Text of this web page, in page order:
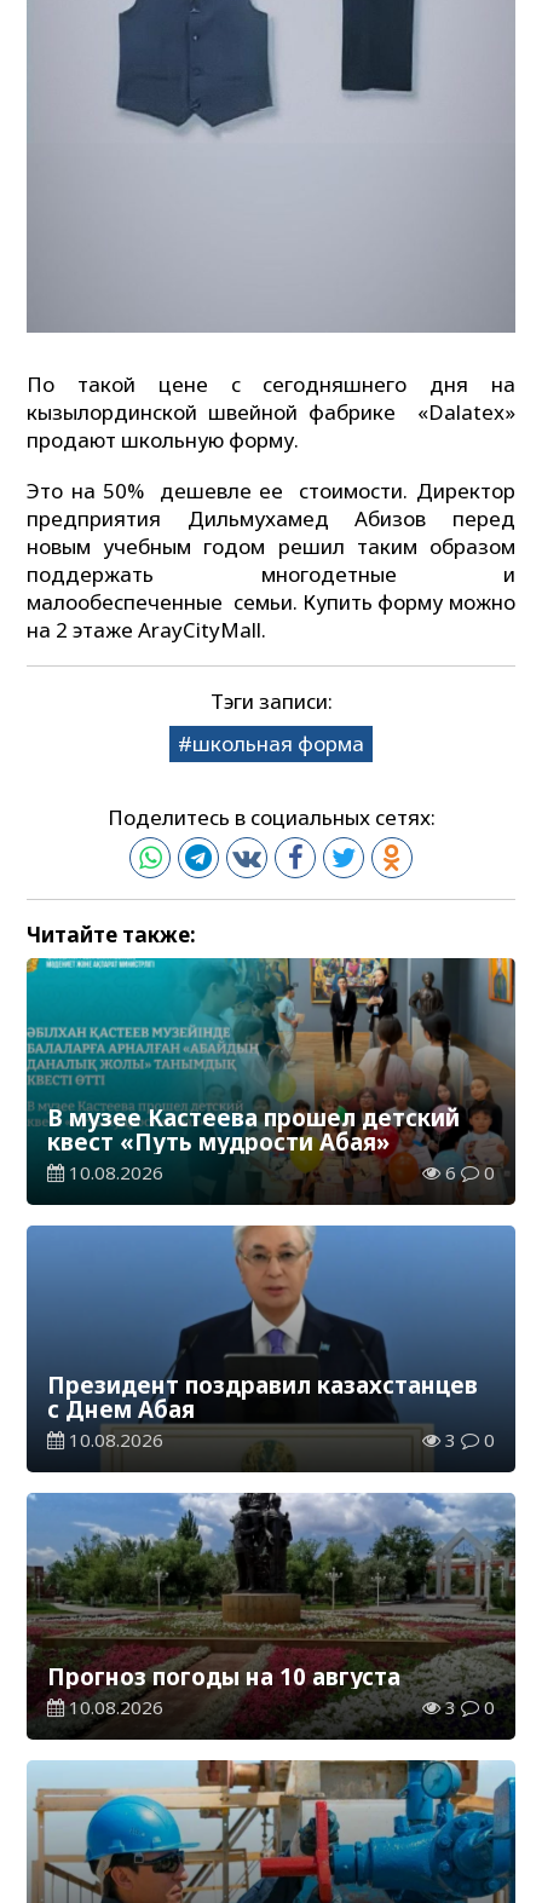
По такой цене с сегодняшнего дня на
кызылординской швейной фабрике «Dalatex»
продают школьную форму.
Это на 50% дешевле ее стоимости. Директор
предприятия Дильмухамед Абизов перед
новым учебным годом решил таким образом
поддержать многодетные и
малообеспеченные семьи. Купить форму можно
на 2 этаже ArayCityMall.
Тэги записи:
школьная форма
Поделитесь в социальных сетях:
Читайте также:
В музее Кастеева прошел детский
квест «Путь мудрости Абая»
10.08.2026 6 0
Президент поздравил казахстанцев
с Днем Абая
10.08.2026 3 0
Прогноз погоды на 10 августа
10.08.2026 3 0